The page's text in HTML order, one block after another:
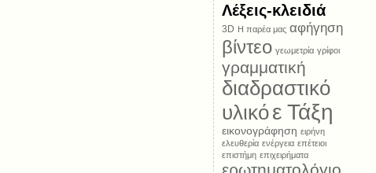
Λέξεις-κλειδιά
3D Η παρέα μας αφήγηση
βίντεο γεωμετρία γρίφοι
γραμματική
διαδραστικό
υλικόε Τάξη
εικονογράφηση ειρήνη
ελευθερία ενέργεια επέτειοι
επιστήμη επιχειρήματα